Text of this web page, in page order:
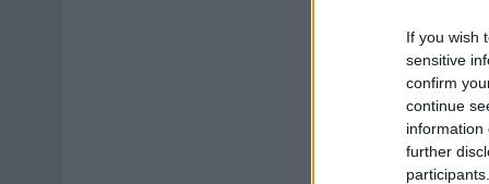
If you wish
sensitive
confirm
continue
information
further